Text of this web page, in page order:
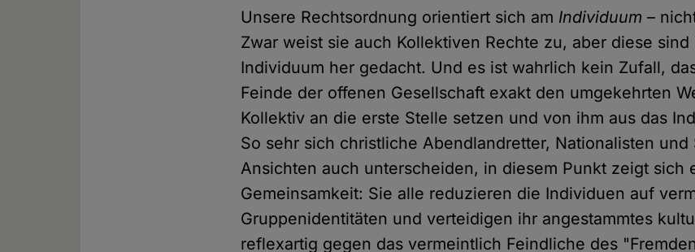
Unsere Rechtsordnung orientiert sich am Individuum –
Zwar weist sie auch Kollektiven Rechte zu, aber diese sind
Individuum her gedacht. Und es ist wahrlich kein Zufall,
Feinde der offenen Gesellschaft exakt den umgekehrten
Kollektiv an die erste Stelle setzen und von ihm aus das
So sehr sich christliche Abendlandretter, Nationalisten und
Ansichten auch unterscheiden, in diesem Punkt zeigt sich
Gemeinsamkeit: Sie alle reduzieren die Individuen auf
Gruppenidentitäten und verteidigen ihr angestammtes
reflexartig gegen das vermeintlich Feindliche des